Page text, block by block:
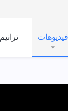
فيديوهات ترانيم